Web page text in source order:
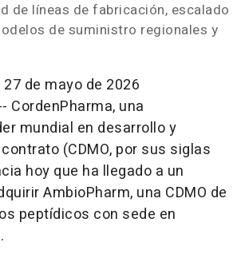
de líneas de fabricación, escalado
de suministro regionales y
27 de mayo de 2026
CordenPharma, una
mundial en desarrollo y
(CDMO, por sus siglas
hoy que ha llegado a un
AmbioPharm, una CDMO de
peptídicos con sede en